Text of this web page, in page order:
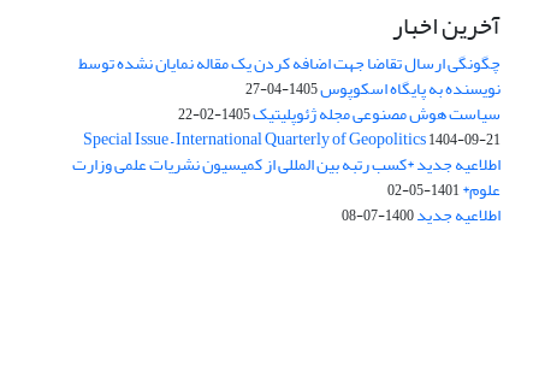
آخرین اخبار
چگونگی ارسال تقاضا جهت اضافه کردن یک مقاله نمایان نشده توسط
نویسنده به پایگاه اسکوپوس1405-04-27
سیاست هوش مصنوعی مجله ژئوپلیتیک1405-02-22
Special Issue – International Quarterly of Geopolitics1404-09-21
اطلاعیه جدید *کسب رتبه بین المللی از کمیسیون نشریات علمی وزارت
علوم*1401-05-02
اطلاعیه جدید1400-07-08